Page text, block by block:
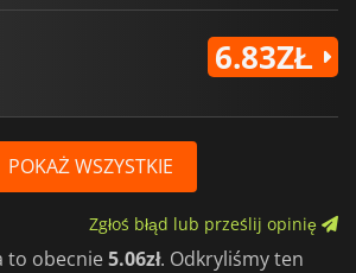
6.83ZŁ
POKAŻ WSZYSTKIE
Zgłoś błąd lub prześlij opinię
to obecnie5.06zł. Odkryliśmy ten